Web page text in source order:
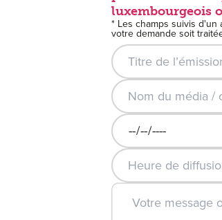
luxembourgeois
* Les champs suivis
votre demande soit
Titre de l’émission /
Nom du média /
Date de diffusion /
Heure de diffusion